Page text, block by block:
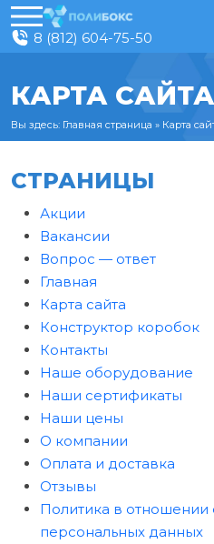
8 (812) 604-75-50
КАРТА САЙТА
Вы здесь: Главная страница » Карта
СТРАНИЦЫ
Акции
Вакансии
Вопрос — ответ
Главная
Карта сайта
Конструктор коробок
Контакты
Наше оборудование
Наши сертификаты
Наши цены
О компании
Оплата и доставка
Отзывы
Политика в отношении
персональных данных